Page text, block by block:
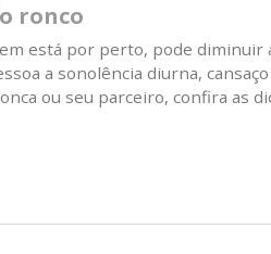
ronco
está por perto, pode diminuir
a sonolência diurna,
ou seu parceiro, confira as